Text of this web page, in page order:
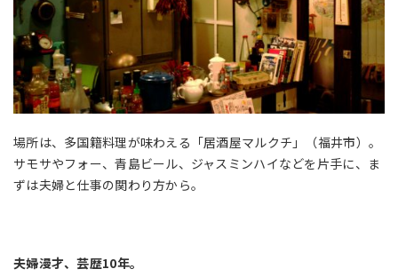
場所は、多国籍料理が味わえる「居酒屋マルクチ」（福井市）。
サモサやフォー、青島ビール、ジャスミンハイなどを片手に、ま
ずは夫婦と仕事の関わり方から。
夫婦漫才、芸歴10年。